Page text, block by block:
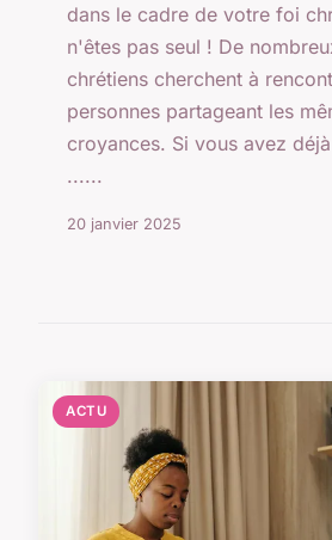
dans le cadre de votre foi
n'êtes pas seul ! De
chrétiens cherchent à
personnes partageant les
croyances. Si vous avez
......
20 janvier 2025
ACTU